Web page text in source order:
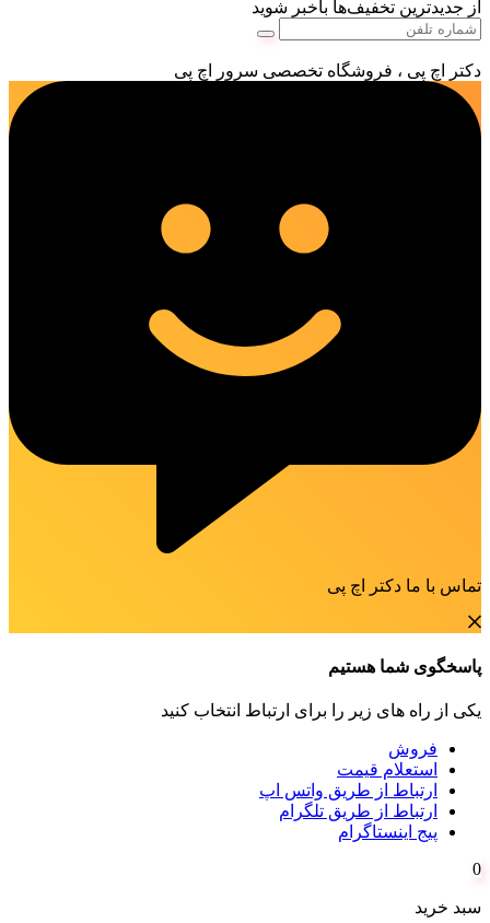
از جدیدترین تخفیف‌ها باخبر شوید
دکتر اچ پی ، فروشگاه تخصصی سرور اچ پی
تماس با ما دکتر اچ پی
پاسخگوی شما هستیم
یکی از راه های زیر را برای ارتباط انتخاب کنید
فروش
استعلام قیمت
ارتباط از طریق واتس اپ
ارتباط از طریق تلگرام
پیج اینستاگرام
0
سبد خرید